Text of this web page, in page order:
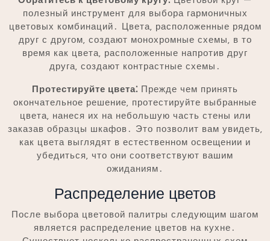
полезный инструмент для выбора гармоничных
цветовых комбинаций․ Цвета‚ расположенные рядом
друг с другом‚ создают монохромные схемы‚ в то
время как цвета‚ расположенные напротив друг
друга‚ создают контрастные схемы․
Протестируйте цвета⁚ Прежде чем принять
окончательное решение‚ протестируйте выбранные
цвета‚ нанеся их на небольшую часть стены или
заказав образцы шкафов․ Это позволит вам увидеть‚
как цвета выглядят в естественном освещении и
убедиться‚ что они соответствуют вашим
ожиданиям․
Распределение цветов
После выбора цветовой палитры следующим шагом
является распределение цветов на кухне․